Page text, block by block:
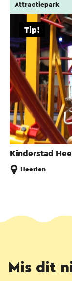
Kinderstad
Tip!
Attractiepark
Heerlen
Mis dit